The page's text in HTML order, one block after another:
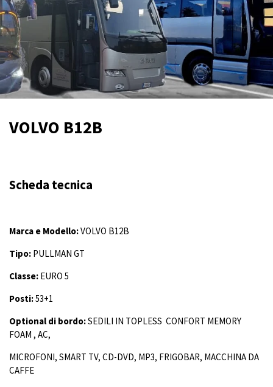
VOLVO B12B
Scheda tecnica
Marca e Modello:VOLVO B12B
Tipo: PULLMAN GT
Classe: EURO 5
Posti:53+1
Optional di bordo:SEDILI IN TOPLESS CONFORT MEMORY
FOAM , AC,
MICROFONI, SMART TV, CD-DVD, MP3, FRIGOBAR, MACCHINA DA
CAFFE